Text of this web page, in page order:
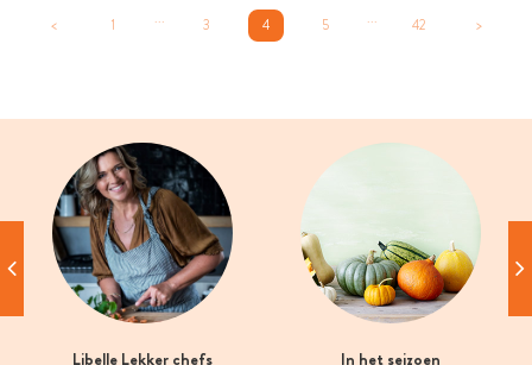
< 1 ... 3 4 5 ... 42 >
Libelle Lekker chefs In het seizoen